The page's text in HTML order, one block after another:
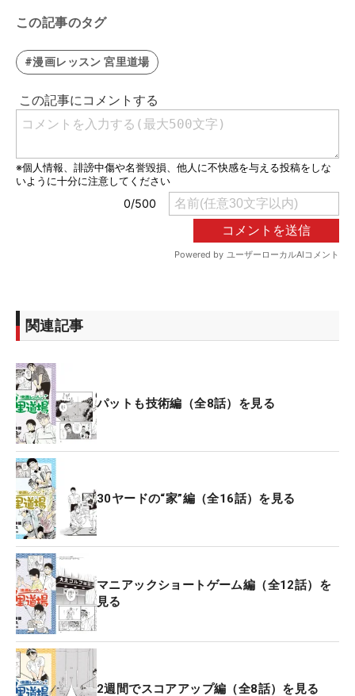
この記事のタグ
#漫画レッスン 宮里道場
関連記事
パットも技術編（全8話）を見る
30ヤードの“家”編（全16話）を見る
マニアックショートゲーム編（全12話）を
見る
2週間でスコアアップ編（全8話）を見る